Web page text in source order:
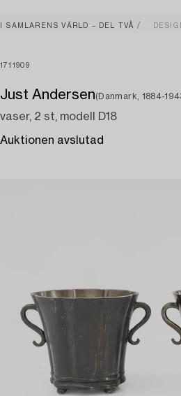
I SAMLARENS VÄRLD – DEL TVÅ
1711909
Just Andersen(Danmark, 1884-
vaser, 2 st, modell D18
Auktionen avslutad